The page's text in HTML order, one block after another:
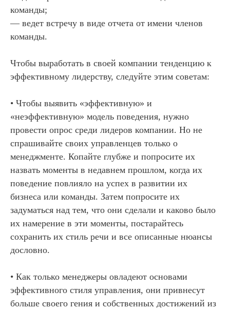
команды;
— ведет встречу в виде отчета от имени членов
команды.
Чтобы выработать в своей компании тенденцию к
эффективному лидерству, следуйте этим советам:
• Чтобы выявить «эффективную» и
«неэффективную» модель поведения, нужно
провести опрос среди лидеров компании. Но не
спрашивайте своих управленцев только о
менеджменте. Копайте глубже и попросите их
назвать моменты в недавнем прошлом, когда их
поведение повлияло на успех в развитии их
бизнеса или команды. Затем попросите их
задуматься над тем, что они сделали и каково было
их намерение в эти моменты, постарайтесь
сохранить их стиль речи и все описанные нюансы
дословно.
• Как только менеджеры овладеют основами
эффективного стиля управления, они привнесут
больше своего гения и собственных достижений из